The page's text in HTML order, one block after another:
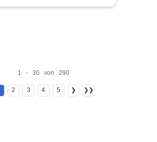
1 - 30 von 290
2 3 4 5 ❯ ❯❯